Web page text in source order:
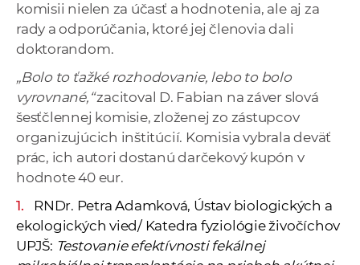
komisii nielen za účasť a hodnotenia, ale aj za
rady a odporúčania, ktoré jej členovia dali
doktorandom.
„Bolo to ťažké rozhodovanie, lebo to bolo
vyrovnané,“zacitoval D. Fabian na záver slová
šesťčlennej komisie, zloženej zo zástupcov
organizujúcich inštitúcií. Komisia vybrala deväť
prác, ich autori dostanú darčekový kupón v
hodnote 40 eur.
RNDr. Petra Adamková, Ústav biologických a
ekologických vied/ Katedra fyziológie živočíchov
UPJŠ: Testovanie efektívnosti fekálnej